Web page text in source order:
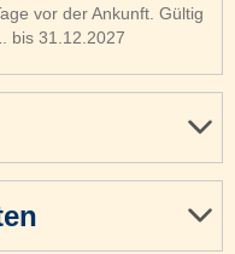
vor der Ankunft. Gültig
bis 31.12.2027